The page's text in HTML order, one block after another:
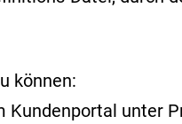
können:
unter